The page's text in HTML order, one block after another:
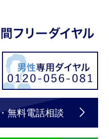
無料電話相談